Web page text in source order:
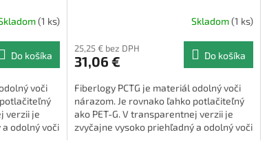
(1 ks)
Do košíka
voči
verzii je
odolný voči
Skladom(1 ks)
25,25 € bez DPH
31,06 € Do košíka
Fiberlogy PCTG je materiál odolný voči
nárazom. Je rovnako ľahko potlačiteľný
ako PET-G. V transparentnej verzii je
zvyčajne vysoko priehľadný a odolný voči